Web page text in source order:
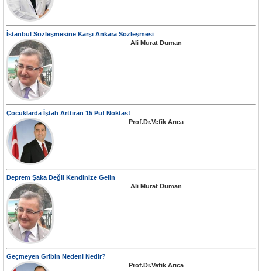
İstanbul Sözleşmesine Karşı Ankara Sözleşmesi
Ali Murat Duman
Çocuklarda İştah Arttıran 15 Püf Noktas!
Prof.Dr.Vefik Arıca
Deprem Şaka Değil Kendinize Gelin
Ali Murat Duman
Geçmeyen Gribin Nedeni Nedir?
Prof.Dr.Vefik Arıca